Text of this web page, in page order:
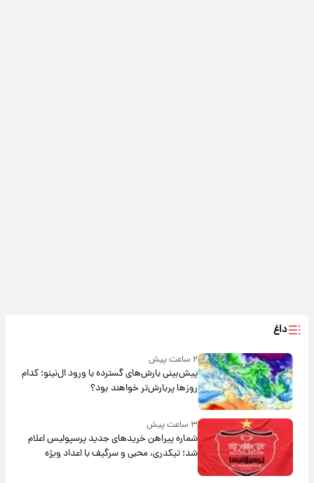
داغ
۲ ساعت پیش
پیش‌بینی بارش‌های گسترده با ورود ال‌نینو؛ کدام
روزها پربارش‌تر خواهند بود؟
۳ ساعت پیش
شماره پیراهن خریدهای جدید پرسپولیس اعلام
شد؛ تیکدری، محبی و سرگیف با اعداد ویژه